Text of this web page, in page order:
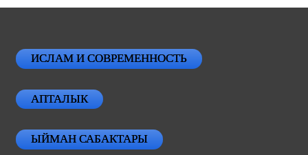
ИСЛАМ И СОВРЕМЕННОСТЬ
АПТАЛЫК
ЫЙМАН САБАКТАРЫ